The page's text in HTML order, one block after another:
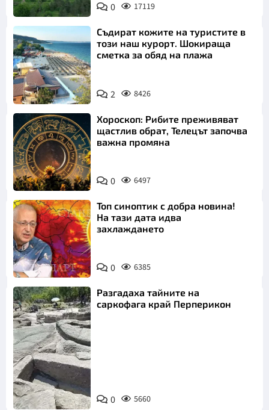
0 17119
Съдират кожите на туристите в
този наш курорт. Шокираща
сметка за обяд на плажа
2 8426
Хороскоп: Рибите преживяват
щастлив обрат, Телецът започва
важна промяна
0 6497
Топ синоптик с добра новина!
На тази дата идва
захлаждането
0 6385
Снимка:
Bulgaria ON
AIR
Разгадаха тайните на
саркофага край Перперикон
0 5660